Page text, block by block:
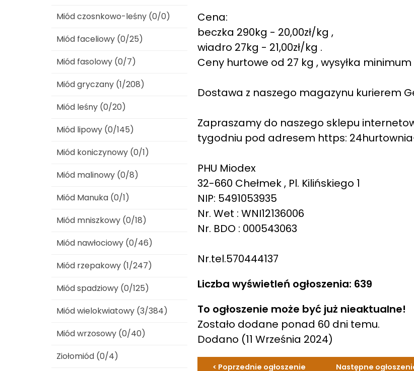
Cena:
beczka 290kg - 20,00zł/kg ,
wiadro 27kg - 21,00zł/kg .
Ceny hurtowe od 27 kg , wysyłka
Dostawa z naszego magazynu kurierem
Zapraszamy do naszego sklepu
tygodniu pod adresem https:
PHU Miodex
32-660 Chełmek , Pl. Kilińskiego 1
NIP: 5491053935
Nr. Wet : WNI12136006
Nr. BDO : 000543063
Nr.tel.570444137
Liczba wyświetleń ogłoszenia: 639
To ogłoszenie może być już nieaktualne!
Zostało dodane ponad 60 dni temu.
Dodano (11 Września 2024)
< Poprzednie ogłoszenie Następne
Miód czosnkowo-leśny (0/0)
Miód faceliowy (0/25)
Miód fasolowy (0/7)
Miód gryczany (1/208)
Miód leśny (0/20)
Miód lipowy (0/145)
Miód koniczynowy (0/1)
Miód malinowy (0/8)
Miód Manuka (0/1)
Miód mniszkowy (0/18)
Miód nawłociowy (0/46)
Miód rzepakowy (1/247)
Miód spadziowy (0/125)
Miód wielokwiatowy (3/384)
Miód wrzosowy (0/40)
Ziołomiód (0/4)